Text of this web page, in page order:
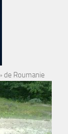
de Roumanie